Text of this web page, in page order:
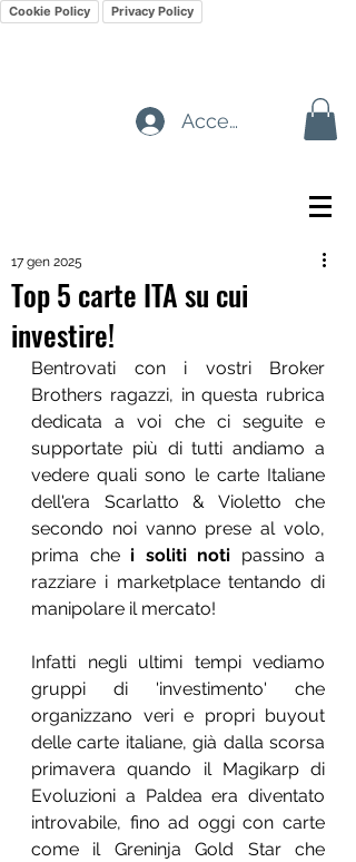
Cookie Policy Privacy Policy
Accedi
Top 5 carte ITA su cui
investire!
17 gen 2025
Bentrovati con i vostri Broker
Brothers ragazzi, in questa rubrica
dedicata a voi che ci seguite e
supportate più di tutti andiamo a
vedere quali sono le carte Italiane
dell'era Scarlatto & Violetto che
secondo noi vanno prese al volo,
prima che i soliti noti passino a
razziare i marketplace tentando di
manipolare il mercato!
Infatti negli ultimi tempi vediamo
gruppi di 'investimento' che
organizzano veri e propri buyout
delle carte italiane, già dalla scorsa
primavera quando il Magikarp di
Evoluzioni a Paldea era diventato
introvabile, fino ad oggi con carte
come il Greninja Gold Star che